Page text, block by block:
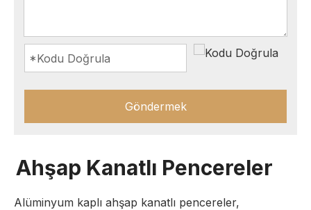
Göndermek
Ahşap Kanatlı Pencereler
Alüminyum kaplı ahşap kanatlı pencereler,